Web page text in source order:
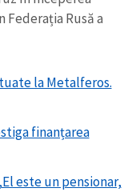
Rusă a
la Metalferos.
finanțarea
este un pensionar,